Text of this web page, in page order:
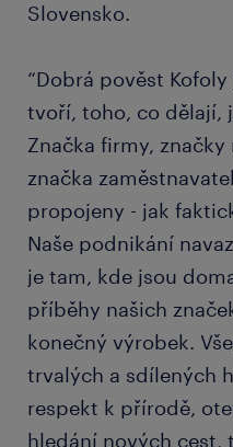
Slovensko.
“Dobrá pověst
tvoří, toho, co dělají,
Značka firmy,
značka
propojeny - jak
Naše podnikání
je tam, kde jsou
příběhy našich
konečný výrobek.
trvalých a sdílených
respekt k přírodě,
hledání nových cest,